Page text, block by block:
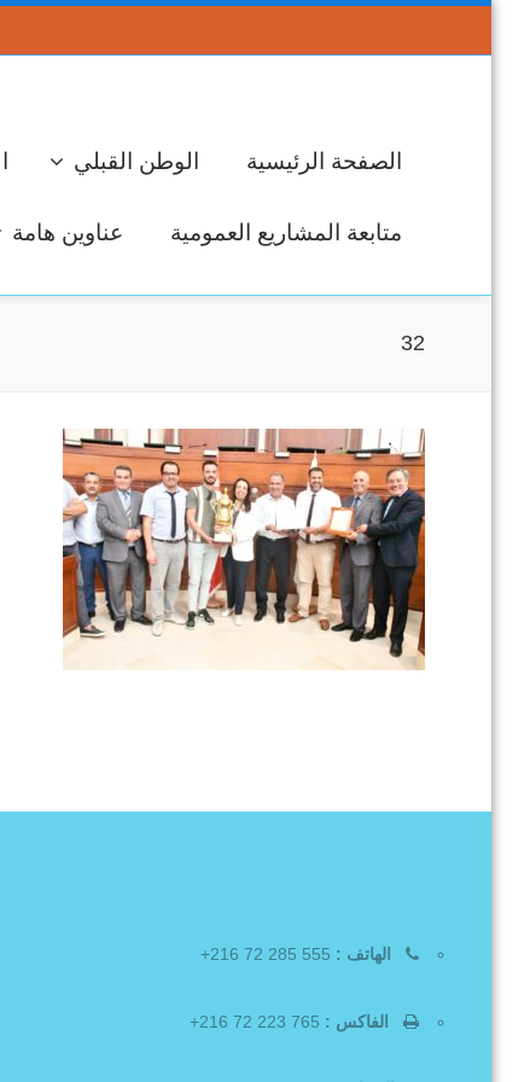
الصفحة الرئيسية الوطن القبلي
متابعة المشاريع العمومية عناوين هامة
32
الهاتف :
الفاكس :